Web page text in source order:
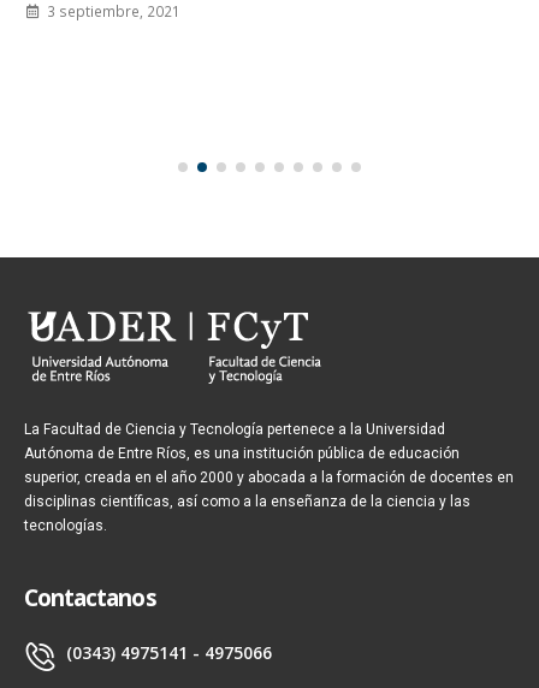
3 septiembre, 2021
La Facultad de Ciencia y Tecnología pertenece a la Universidad
Autónoma de Entre Ríos, es una institución pública de educación
superior, creada en el año 2000 y abocada a la formación de docentes en
disciplinas científicas, así como a la enseñanza de la ciencia y las
tecnologías.
Contactanos
(0343) 4975141 - 4975066